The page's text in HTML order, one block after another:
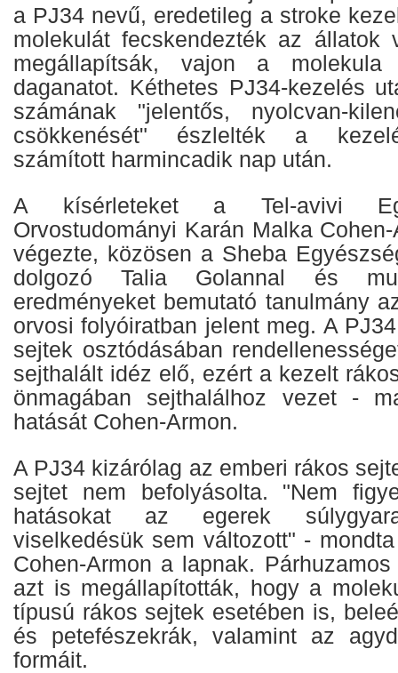
a PJ34 nevű, eredetileg a stroke
molekulát fecskendezték az állatok
megállapítsák, vajon a molekula
daganatot. Kéthetes PJ34-kezelés
számának "jelentős, nyolcvan-
csökkenését" észlelték a
számított harmincadik nap után.
A kísérleteket a Tel-avivi
Orvostudományi Karán Malka
végezte, közösen a Sheba
dolgozó Talia Golannal és
eredményeket bemutató tanulmány
orvosi folyóiratban jelent meg. A
sejtek osztódásában
sejthalált idéz elő, ezért a kezelt
önmagában sejthalálhoz vezet -
hatását Cohen-Armon.
A PJ34 kizárólag az emberi rákos
sejtet nem befolyásolta. "Nem
hatásokat az egerek
viselkedésük sem változott" -
Cohen-Armon a lapnak.
azt is megállapították, hogy a
típusú rákos sejtek esetében is,
és petefészekrák, valamint az
formáit.